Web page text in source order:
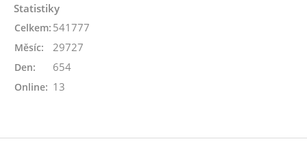
Statistiky
Online: 13
Celkem: 541777
Měsíc: 29727
Den: 654